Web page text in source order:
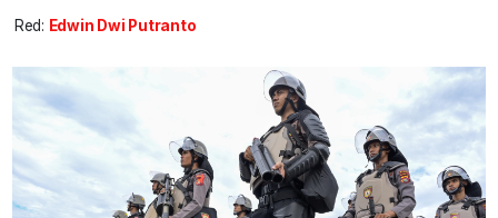
Red: Edwin Dwi Putranto